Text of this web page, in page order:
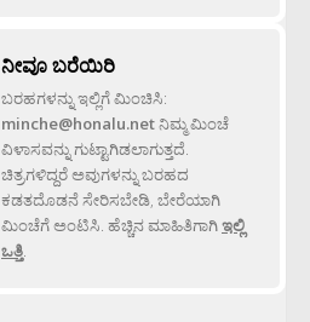
ನೀವೂ ಬರೆಯಿರಿ
ಬರಹಗಳನ್ನು ಇಲ್ಲಿಗೆ ಮಿಂಚಿಸಿ:
minche@honalu.netನಿಮ್ಮ ಮಿಂಚೆ
ವಿಳಾಸವನ್ನು ಗುಟ್ಟಾಗಿಡಲಾಗುತ್ತದೆ.
ಚಿತ್ರಗಳಿದ್ದರೆ ಅವುಗಳನ್ನು ಬರಹದ
ಕಡತದೊಡನೆ ಸೇರಿಸಬೇಡಿ, ಬೇರೆಯಾಗಿ
ಮಿಂಚೆಗೆ ಅಂಟಿಸಿ. ಹೆಚ್ಚಿನ ಮಾಹಿತಿಗಾಗಿಇಲ್ಲಿ
ಒತ್ತಿ.